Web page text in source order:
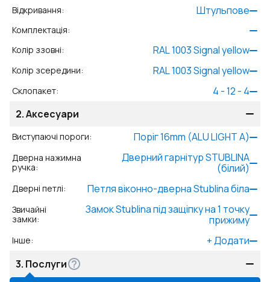
Відкривання: Штульпове
Комплектація:
Колір ззовні: RAL 1003 Signal yellow
Колір зсередини: RAL 1003 Signal yellow
Склопакет:
4 - 12 - 4
2.Аксесуари
Виступаючі пороги: Поріг 16mm (ALU LIGHT A)
Дверна нажимна
ручка:
Дверний гарнітур STUBLINA
(білий)
Дверні петлі: Петля віконно-дверна Stublina біла
Звичайні
замки:
Замок Stublina під защіпку на 1 точку
прижиму
Інше: +Додати
3. Послуги